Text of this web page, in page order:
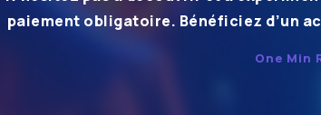
paiement obligatoire. Bénéficiez d’un
One Min